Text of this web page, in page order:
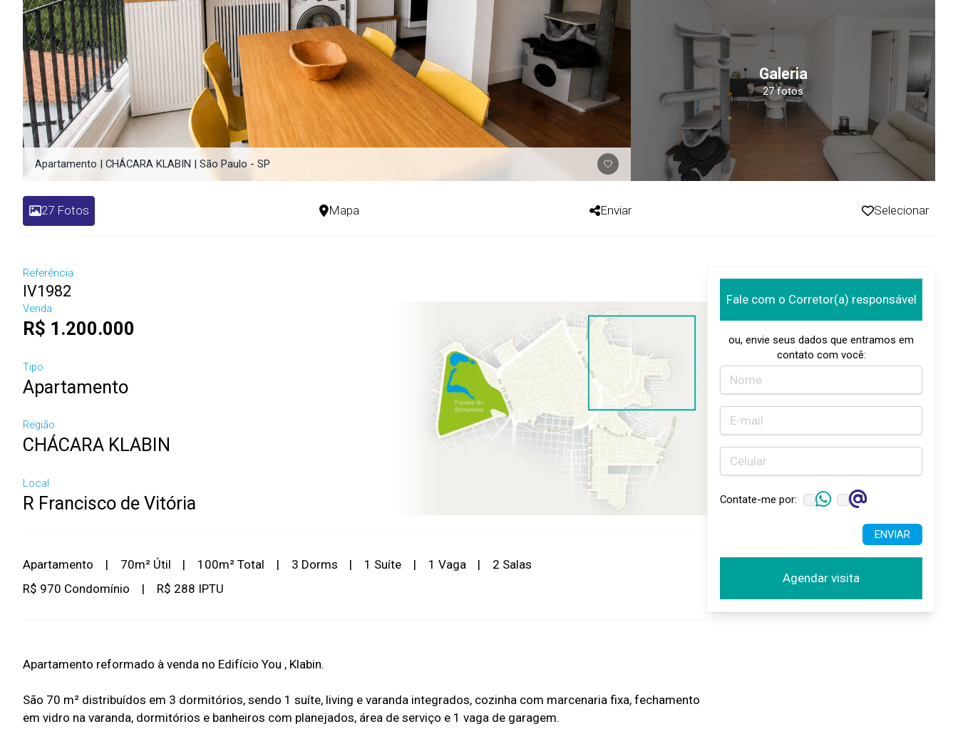
Apartamento | CHÁCARA KLABIN | São Paulo - SP
Galeria
27 fotos
27 Fotos Mapa Enviar Selecionar
Referência
IV1982
Venda
R$ 1.200.000
Tipo
Apartamento
Região
CHÁCARA KLABIN
Local
R Francisco de Vitória
Apartamento | 70m² Útil | 100m² Total | 3 Dorms | 1 Suíte | 1 Vaga |
2 Salas
R$ 970 Condomínio
| R$ 288 IPTU
Apartamento reformado à venda no Edifício You , Klabin.
São 70 m² distribuídos em 3 dormitórios, sendo 1 suíte, living e varanda integrados, cozinha com marcenaria fixa, fechamento
em vidro na varanda, dormitórios e banheiros com planejados, área de serviço e 1 vaga de garagem.
Fale com o Corretor(a) responsável
ou, envie seus dados que entramos em
contato com você:
Contate-me por:
ENVIAR
Agendar visita